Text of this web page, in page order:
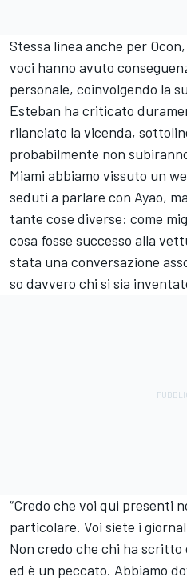
Stessa linea anche per
voci hanno avuto
personale, coinvolgendo la
Esteban ha criticato
rilanciato la vicenda,
probabilmente non
Miami abbiamo vissuto un
seduti a parlare con Ayao,
tante cose diverse: come
cosa fosse successo alla
stata una conversazione
so davvero chi si sia
“Credo che voi qui presenti
particolare. Voi siete i
Non credo che chi ha scritto
ed è un peccato. Abbiamo